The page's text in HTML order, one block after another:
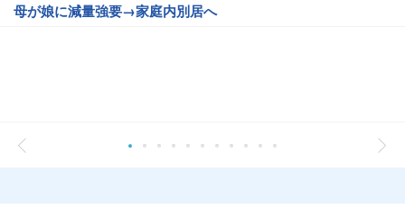
母が娘に減量強要→家庭内別居へ